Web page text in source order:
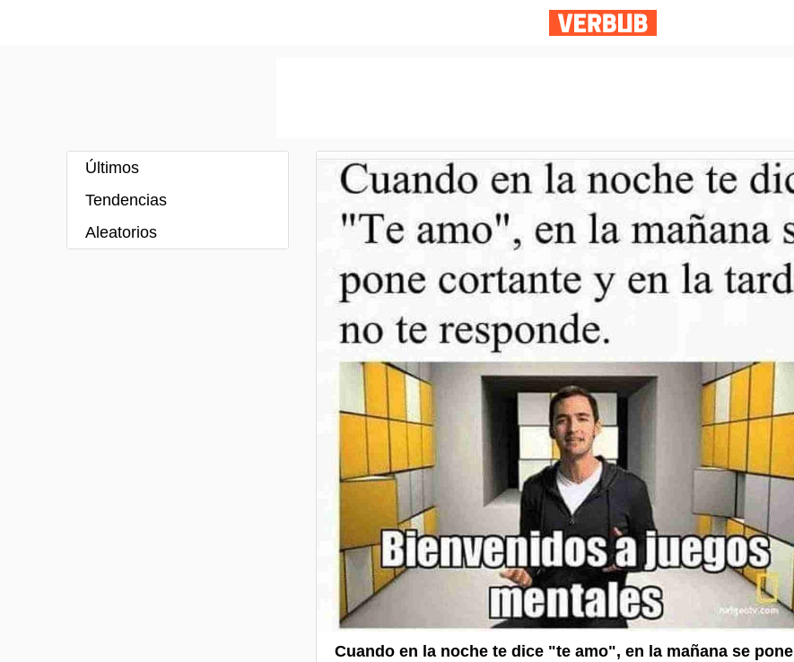
Últimos
Tendencias
Aleatorios
Cuando en la noche te dice "te amo", en la mañana se pone